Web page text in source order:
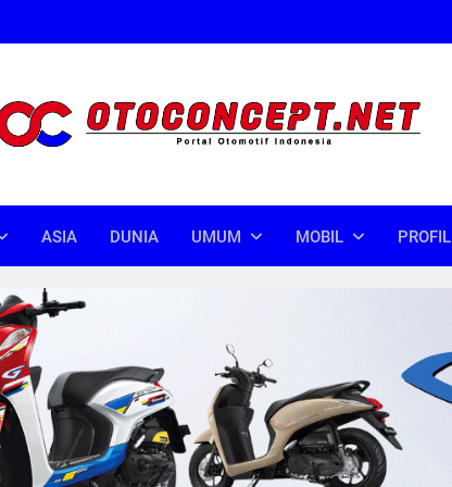
ASIA DUNIA UMUM MOBIL PROFIL